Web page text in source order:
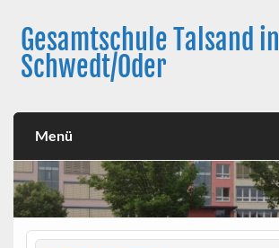
contentGesamtschule Talsand in
Schwedt/Oder
Menü